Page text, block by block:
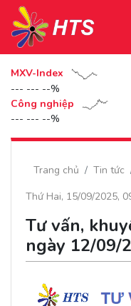
MXV-Index
--- --- --%
Công nghiệp
--- --- --%
Trang chủ Tin tức
Thứ Hai, 15/09/2025,
Tư vấn,
ngày 12/09/